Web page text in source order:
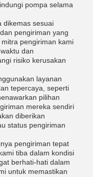
pompa selama
dikemas sesuai
pengiriman yang
pengiriman kami
dan
risiko kerusakan
layanan
tepercaya, seperti
pilihan
mereka sendiri
diberikan
status pengiriman
pengiriman tepat
tiba dalam kondisi
berhati-hati dalam
untuk memastikan